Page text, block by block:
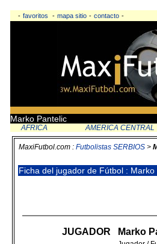
- favoritos - mapa sitio - contacto -
Marko Pantelic
AFRICA AMERICA CENTRAL
MaxiFutbol.com : Futbolistas SERBIOS >
Ficha del jugador de Fútbol : Marko
JUGADOR Marko